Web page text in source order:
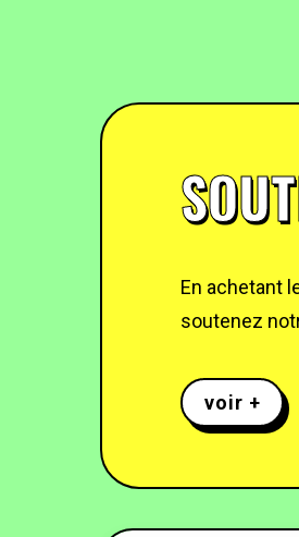
En achetant
soutenez
voir +